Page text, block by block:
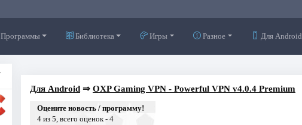
Программы Библиотека Игры Разное Для Android
Для Android⇒ OXP Gaming VPN - Powerful VPN v4.0.4 Premium
Оцените новость / программу!
4из 5, всего оценок - 4